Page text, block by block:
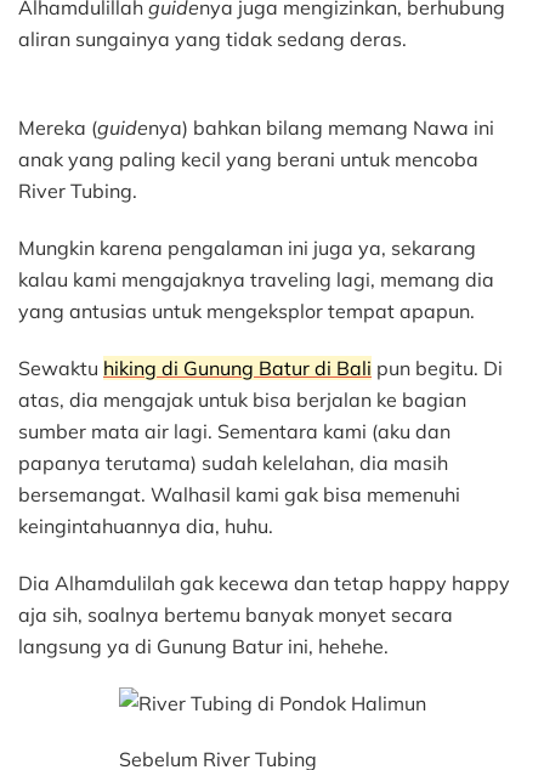
Alhamdulillah guidenya juga mengizinkan, berhubung
aliran sungainya yang tidak sedang deras.
Mereka (guidenya) bahkan bilang memang Nawa ini
anak yang paling kecil yang berani untuk mencoba
River Tubing.
Mungkin karena pengalaman ini juga ya, sekarang
kalau kami mengajaknya traveling lagi, memang dia
yang antusias untuk mengeksplor tempat apapun.
Sewaktu hiking di Gunung Batur di Bali pun begitu. Di
atas, dia mengajak untuk bisa berjalan ke bagian
sumber mata air lagi. Sementara kami (aku dan
papanya terutama) sudah kelelahan, dia masih
bersemangat. Walhasil kami gak bisa memenuhi
keingintahuannya dia, huhu.
Dia Alhamdulilah gak kecewa dan tetap happy happy
aja sih, soalnya bertemu banyak monyet secara
langsung ya di Gunung Batur ini, hehehe.
Sebelum River Tubing